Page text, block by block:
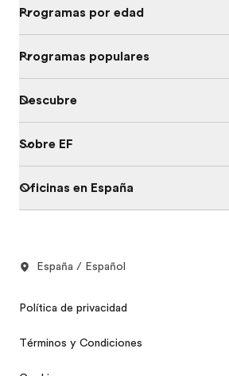
Programas por edad
Programas populares
Descubre
Sobre EF
Oficinas en España
España / Español
Política de privacidad
Términos y Condiciones